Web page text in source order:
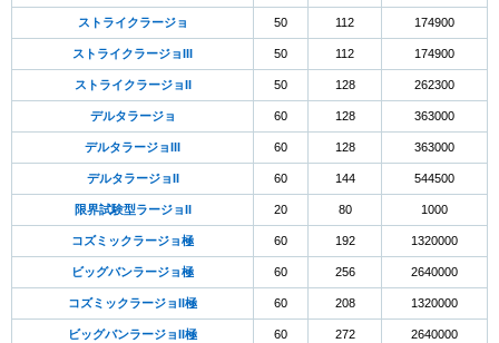
ストライクラージョ 50 112 174900
ストライクラージョIII 50 112 174900
ストライクラージョII 50 128 262300
デルタラージョ 60 128 363000
デルタラージョIII 60 128 363000
デルタラージョII 60 144 544500
限界試験型ラージョII 20 80 1000
コズミックラージョ極 60 192 1320000
ビッグバンラージョ極 60 256 2640000
コズミックラージョII極 60 208 1320000
ビッグバンラージョII極 60 272 2640000